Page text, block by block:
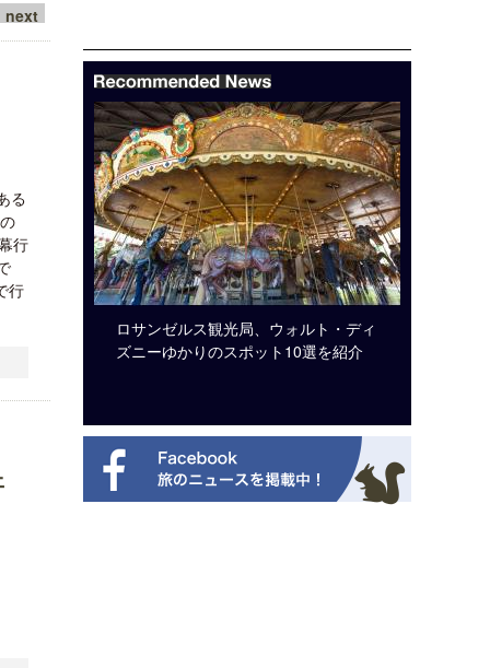
next
る
行
行
ロサンゼルス観光局、ウォルト・ディ
ズニーゆかりのスポット10選を紹介